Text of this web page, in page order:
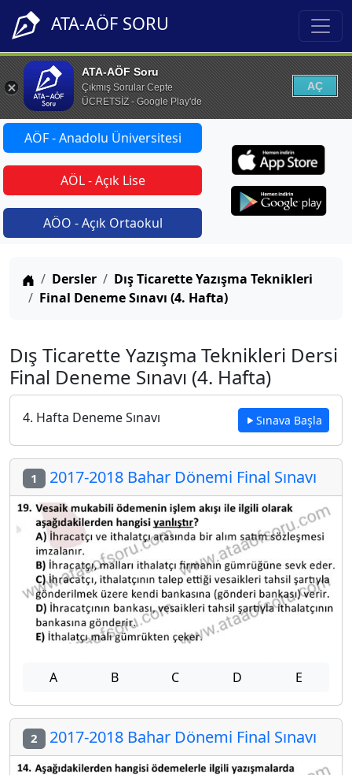
ATA-AÖF SORU
ATA-AÖF Soru
Çıkmış Sorular Cepte
ÜCRETSİZ - Google Play'de
AÇ
AÖF - Anadolu Üniversitesi
AÖL - Açık Lise
AÖO - Açık Ortaokul
Anasayfa
Dersler
Dış Ticarette Yazışma Teknikleri
Final Deneme Sınavı (4. Hafta)
Dış Ticarette Yazışma Teknikleri Dersi
Final Deneme Sınavı (4. Hafta)
4. Hafta Deneme Sınavı Sınava Başla
1 2017-2018 Bahar Dönemi Final Sınavı
A B C D E
2 2017-2018 Bahar Dönemi Final Sınavı